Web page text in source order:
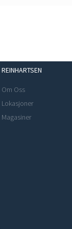
REINHARTSEN
Om Oss
Lokasjoner
Magasiner